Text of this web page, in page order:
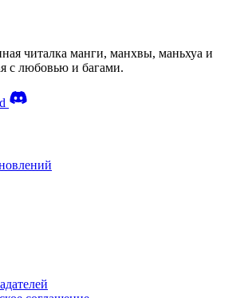
читалка манги, манхвы, маньхуа и
с любовью и багами.